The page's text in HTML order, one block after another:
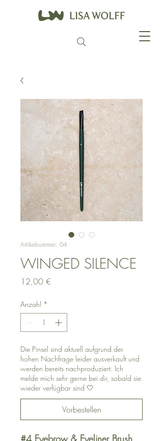
Artikelnummer: 04
WINGED SILENCE
12,00 €
Anzahl *
Die Pinsel sind aktuell aufgrund der
hohen Nachfrage leider ausverkauft und
werden bereits nachproduziert. Ich
melde mich sehr gerne bei dir, sobald sie
wieder verfügbar sind 🤍
Vorbestellen
#4 Eyebrow & Eyeliner Brush